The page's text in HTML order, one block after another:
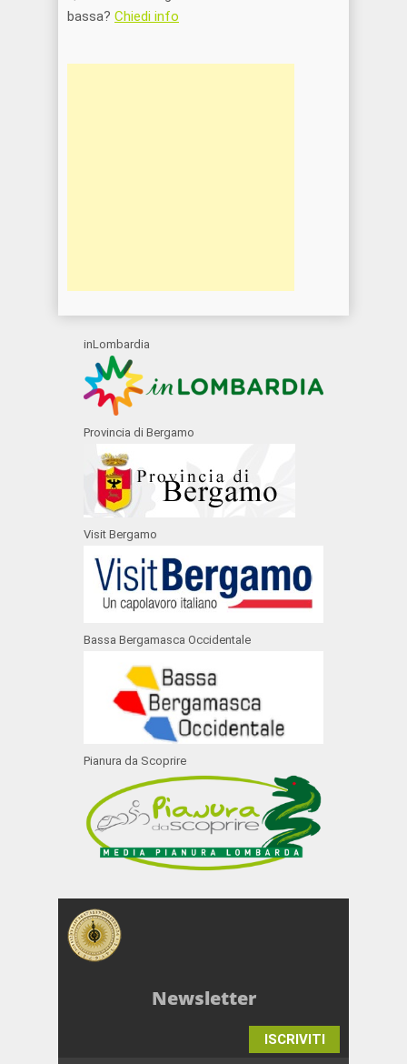
bassa? Chiedi info
inLombardia
Provincia di Bergamo
Visit Bergamo
Bassa Bergamasca Occidentale
Pianura da Scoprire
Newsletter
ISCRIVITI